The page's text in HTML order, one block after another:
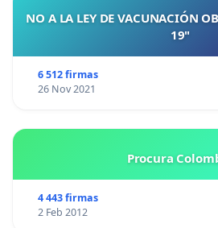
NO A LA LEY DE VACUNACIÓN
19"
6 512 firmas
26 Nov 2021
Procura
4 443 firmas
2 Feb 2012